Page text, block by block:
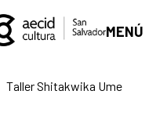
MENÚ
Taller Shitakwika Ume